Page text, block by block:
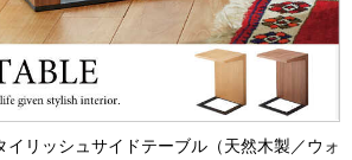
イリッシュサイドテーブル（天然木製／ウォ